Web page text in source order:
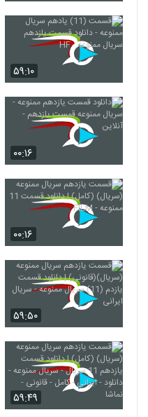
۵۹:۱۰
۰۰:۱۶
۰۰:۱۶
۵۹:۵۰
۵۹:۴۹